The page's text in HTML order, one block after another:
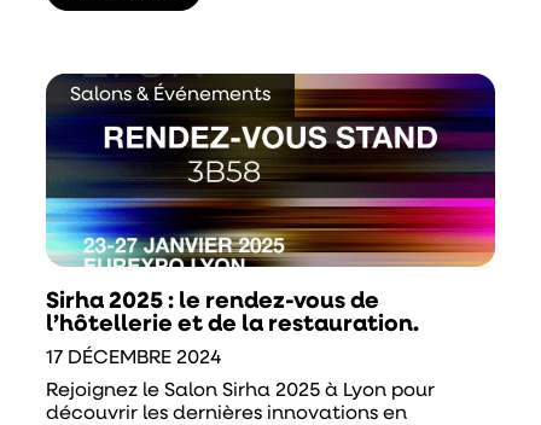
Salons & Événements
Sirha 2025 : le rendez-vous de
l’hôtellerie et de la restauration.
17 DÉCEMBRE 2024
Rejoignez le Salon Sirha 2025 à Lyon pour
découvrir les dernières innovations en